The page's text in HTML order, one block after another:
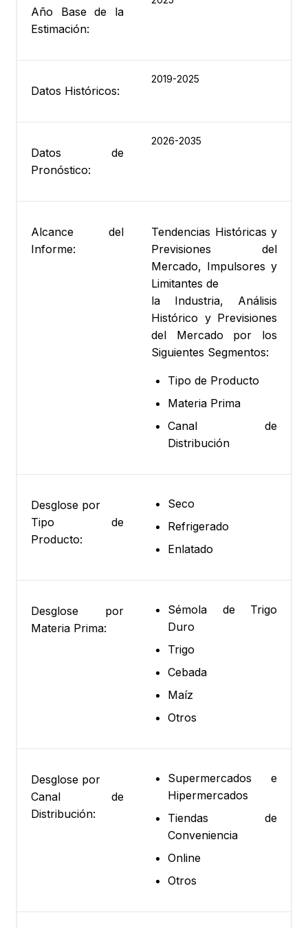
Año Base de la
Estimación:
Datos Históricos:
2019-2025
Datos de
Pronóstico:
2026-2035
Alcance del
Informe:
Tendencias Históricas y
Previsiones del
Mercado, Impulsores y
Limitantes de
la Industria, Análisis
Histórico y Previsiones
del Mercado por los
Siguientes Segmentos:
Tipo de Producto
Materia Prima
Canal de
Distribución
Desglose por
Tipo de
Producto:
Seco
Refrigerado
Enlatado
Desglose por
Materia Prima:
Sémola de Trigo
Duro
Trigo
Cebada
Maíz
Otros
Desglose por
Canal de
Distribución:
Supermercados e
Hipermercados
Tiendas de
Conveniencia
Online
Otros